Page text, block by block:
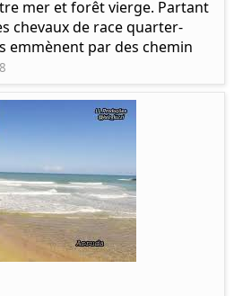
mer et forêt vierge. Partant
chevaux de race quarter-
emmènent par des chemin